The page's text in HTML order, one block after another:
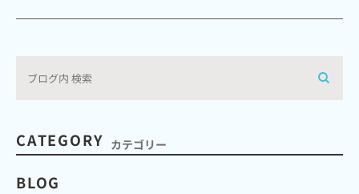
CATEGORY カテゴリー
BLOG